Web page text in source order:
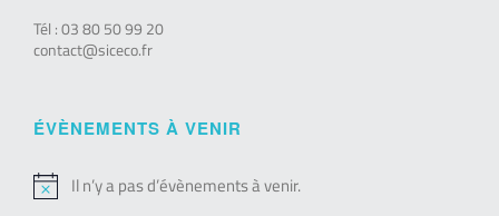
Tél : 03 80 50 99 20
contact@siceco.fr
ÉVÈNEMENTS À VENIR
Notice
Il n’y a pas d’évènements à venir.